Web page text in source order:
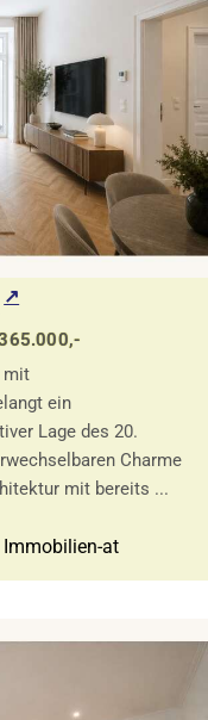
mit
ein
Lage des 20.
Charme
mit bereits ...
at